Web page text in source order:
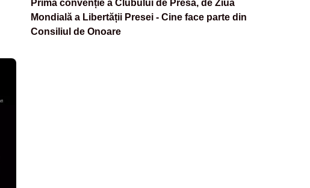
Prima convenție a Clubului de Presă, de Ziua
Mondială a Libertății Presei - Cine face parte din
Consiliul de Onoare